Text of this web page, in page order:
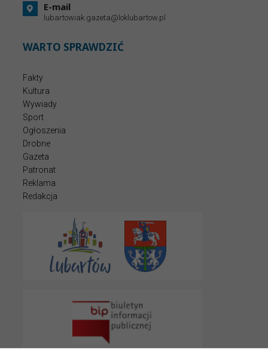
E-mail
lubartowiak.gazeta@loklubartow.pl
WARTO SPRAWDZIĆ
Fakty
Kultura
Wywiady
Sport
Ogłoszenia
Drobne
Gazeta
Patronat
Reklama
Redakcja